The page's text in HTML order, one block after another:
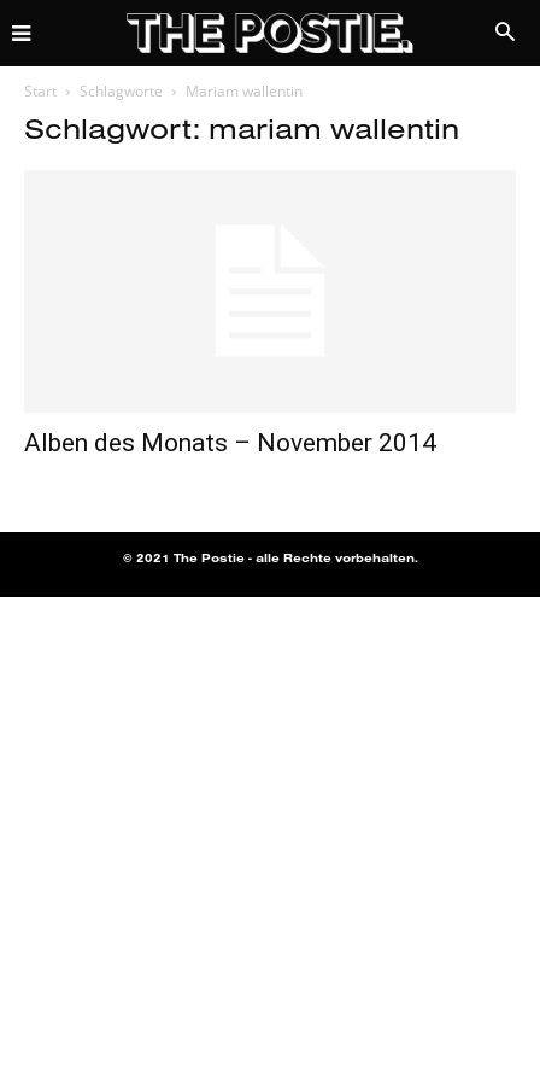
Start Schlagworte Mariam wallentin
Schlagwort: mariam wallentin
Alben des Monats – November 2014
© 2021 The Postie - alle Rechte vorbehalten.